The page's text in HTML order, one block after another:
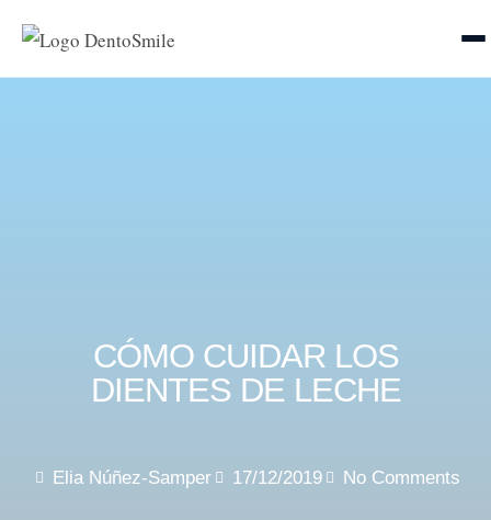
CÓMO CUIDAR LOS
DIENTES DE LECHE
Elia Núñez-Samper 17/12/2019 No Comments